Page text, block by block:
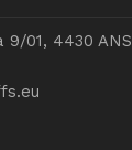
9/01, 4430 ANS